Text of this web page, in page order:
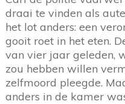
draai te vinden als
het lot anders: een
gooit roet in het eten.
van vier jaar geleden,
zou hebben willen
zelfmoord pleegde.
anders in de kamer